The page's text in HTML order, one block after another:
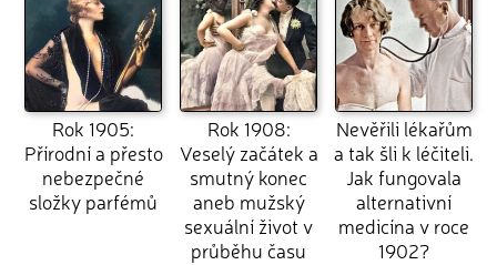
Rok 1905:
Přírodní a přesto
nebezpečné
složky parfémů
Rok 1908:
Veselý začátek a
smutný konec
aneb mužský
sexuální život v
průběhu času
Nevěřili lékařům
a tak šli k léčiteli.
Jak fungovala
alternativní
medicína v roce
1902?